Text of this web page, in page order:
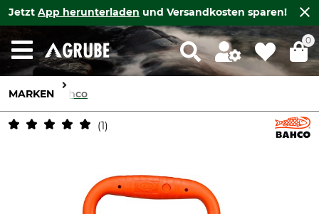
Jetzt App herunterladen und Versandkosten sparen!
0
MARKEN Bahco
1